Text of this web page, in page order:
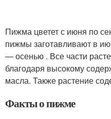
Пижма цветет с июня по
пижмы заготавливают в
— осенью . Все части
благодаря высокому
масла. Также растение
Факты о пижме